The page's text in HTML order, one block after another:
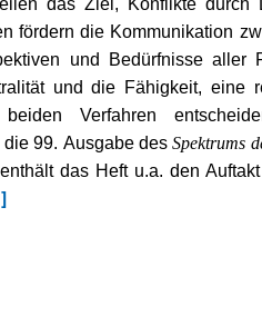
fördern die Kommunikation
und Bedürfnisse aller
und die Fähigkeit, eine
Verfahren
die 99. Ausgabe desSpektrums
das Heft u.a. den